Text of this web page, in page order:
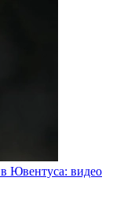
Ювентуса: видео